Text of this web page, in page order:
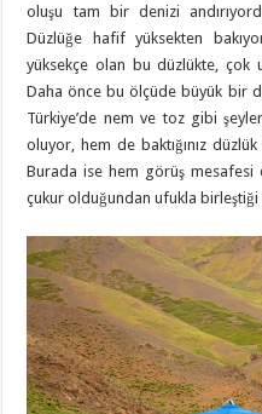
oluşu tam bir denizi
Düzlüğe hafif yüksekten
yüksekçe olan bu düzlükte, çok
Daha önce bu ölçüde büyük bir
Türkiye’de nem ve toz gibi
oluyor, hem de baktığınız
Burada ise hem görüş mesafesi
çukur olduğundan ufukla